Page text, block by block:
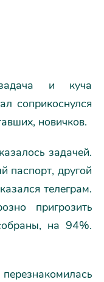
и куча
соприкоснулся
новичков.
задачей.
паспорт, другой
телеграм.
пригрозить
на 94%.